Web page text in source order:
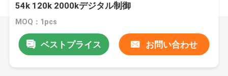
54k 120k 2000kデジタル制御
MOQ：1pcs
ベストプライス お問い合わせ